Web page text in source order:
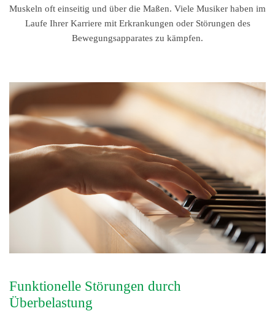
Muskeln oft einseitig und über die Maßen. Viele Musiker haben im
Laufe Ihrer Karriere mit Erkrankungen oder Störungen des
Bewegungsapparates zu kämpfen.
Funktionelle Störungen durch
Überbelastung